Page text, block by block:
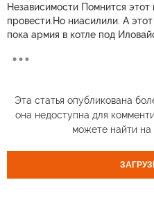
Независимости Помнится
провести.Но ниасилили. А
пока армия в котле под
Эта статья опубликована
она недоступна для
можете найти на